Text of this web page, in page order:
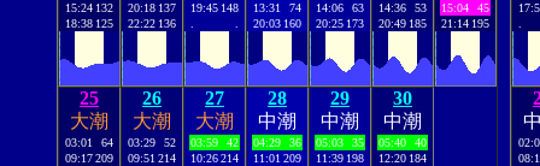
15:24 132
18:38 125
20:18 137
22:22 136
19:45 148
13:31
74
20:03 160
14:06
63
20:25 173
14:36
53
20:49 185
15:04
45
21:14 195
25
大潮
03:01
64
09:17209
26
大潮
03:29
52
09:51 214
27
大潮
03:59
42
10:26214
28
中潮
04:29
36
11:01 209
29
中潮
05:03
35
11:39 198
30
中潮
05:40
40
12:20 184